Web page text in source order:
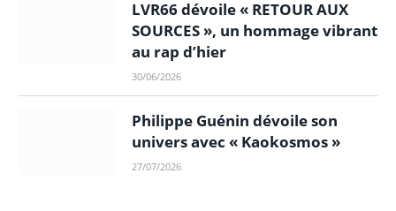
LVR66 dévoile « RETOUR AUX
SOURCES », un hommage vibrant
au rap d’hier
30/06/2026
Philippe Guénin dévoile son
univers avec « Kaokosmos »
27/07/2026